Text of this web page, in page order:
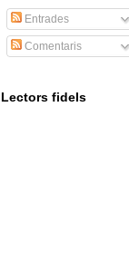
Entrades
Comentaris
Lectors fidels